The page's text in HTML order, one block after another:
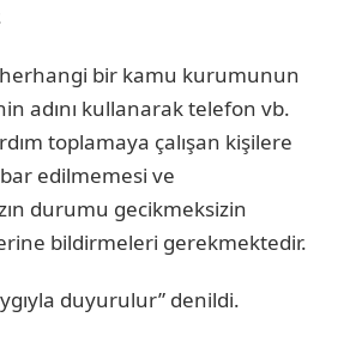
bir kamu kurumunun
adını kullanarak telefon vb.
toplamaya çalışan kişilere
edilmemesi ve
durumu gecikmeksizin
bildirmeleri gerekmektedir.
duyurulur” denildi.